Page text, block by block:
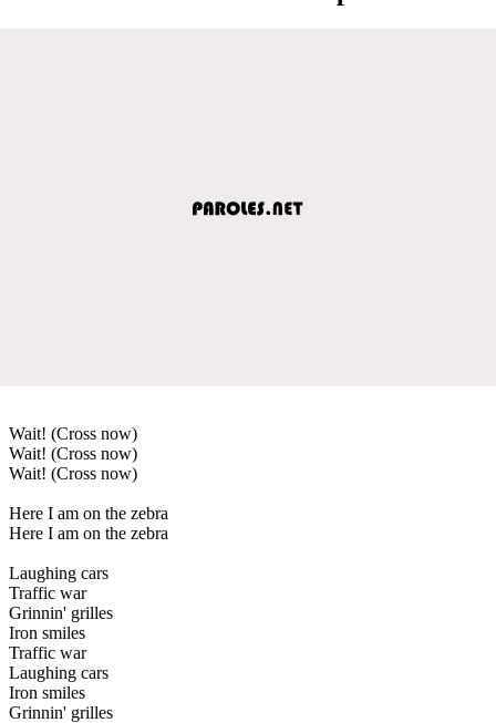
Wait! (Cross now)
Wait! (Cross now)
Wait! (Cross now)
Here I am on the zebra
Here I am on the zebra
Laughing cars
Traffic war
Grinnin' grilles
Iron smiles
Traffic war
Laughing cars
Iron smiles
Grinnin' grilles